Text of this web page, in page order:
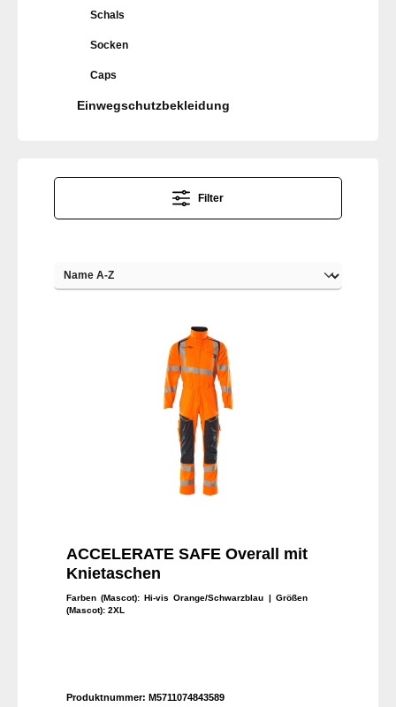
Schals
Socken
Caps
Einwegschutzbekleidung
Filter
ACCELERATE SAFE Overall mit
Knietaschen
Farben (Mascot): Hi-vis Orange/Schwarzblau | Größen
(Mascot): 2XL
Produktnummer: M5711074843589